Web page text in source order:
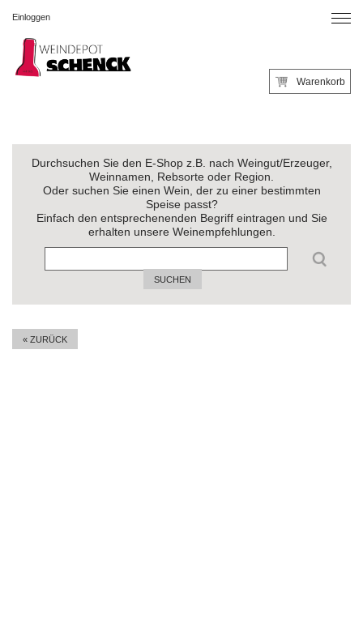
Einloggen
Warenkorb
Durchsuchen Sie den E-Shop z.B. nach Weingut/Erzeuger,
Weinnamen, Rebsorte oder Region.
Oder suchen Sie einen Wein, der zu einer bestimmten
Speise passt?
Einfach den entsprechenenden Begriff eintragen und Sie
erhalten unsere Weinempfehlungen.
SUCHEN
« ZURÜCK